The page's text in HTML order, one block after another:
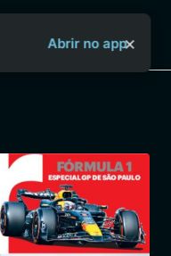
Aya Bancah
Início
Revistas
Abrir no app×